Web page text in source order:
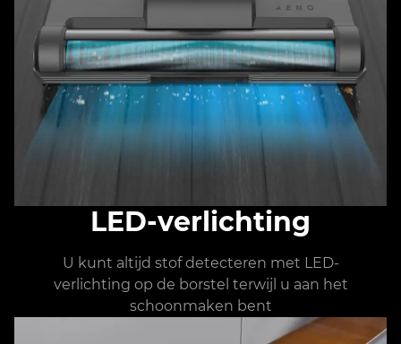
LED-verlichting
U kunt altijd stof detecteren met LED-
verlichting op de borstel terwijl u aan het
schoonmaken bent